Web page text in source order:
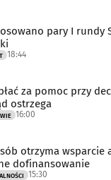
pary I rundy
18:44
za pomoc przy
ostrzega
16:00
otrzyma wsparcie
dofinansowanie
15:30